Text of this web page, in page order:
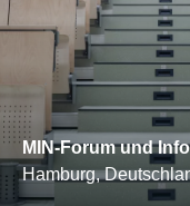
MIN-Forum und
Hamburg,